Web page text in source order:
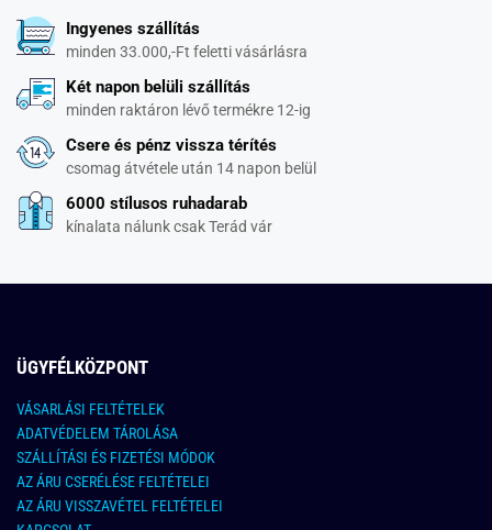
Ingyenes szállítás
minden 33.000,-Ft feletti vásárlásra
Két napon belüli szállítás
minden raktáron lévő termékre 12-ig
Csere és pénz vissza térítés
csomag átvétele után 14 napon belül
6000 stílusos ruhadarab
kínalata nálunk csak Terád vár
ÜGYFÉLKÖZPONT
VÁSARLÁSI FELTÉTELEK
ADATVÉDELEM TÁROLÁSA
SZÁLLÍTÁSI ÉS FIZETÉSI MÓDOK
AZ ÁRU CSERÉLÉSE FELTÉTELEI
AZ ÁRU VISSZAVÉTEL FELTÉTELEI